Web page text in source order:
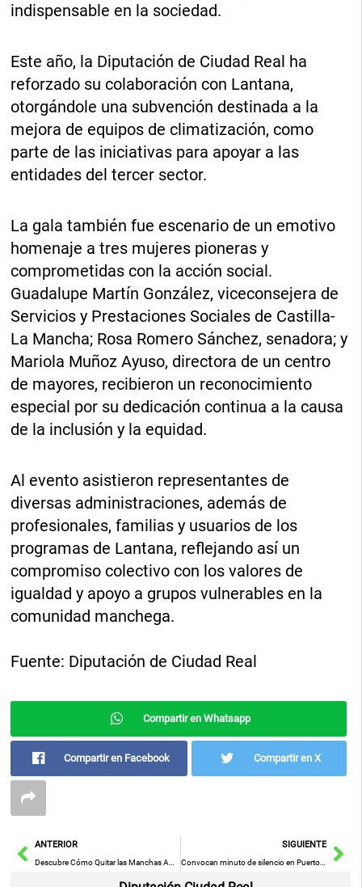
indispensable en la sociedad.
Este año, la Diputación de Ciudad Real ha
reforzado su colaboración con Lantana,
otorgándole una subvención destinada a la
mejora de equipos de climatización, como
parte de las iniciativas para apoyar a las
entidades del tercer sector.
La gala también fue escenario de un emotivo
homenaje a tres mujeres pioneras y
comprometidas con la acción social.
Guadalupe Martín González, viceconsejera de
Servicios y Prestaciones Sociales de Castilla-
La Mancha; Rosa Romero Sánchez, senadora; y
Mariola Muñoz Ayuso, directora de un centro
de mayores, recibieron un reconocimiento
especial por su dedicación continua a la causa
de la inclusión y la equidad.
Al evento asistieron representantes de
diversas administraciones, además de
profesionales, familias y usuarios de los
programas de Lantana, reflejando así un
compromiso colectivo con los valores de
igualdad y apoyo a grupos vulnerables en la
comunidad manchega.
Fuente: Diputación de Ciudad Real
Compartir en Whatsapp
Compartir en Facebook Compartir en X
AntANTERIOR
Descubre Cómo Quitar las Manchas Amarillas de las Axilas en Ropa Blanca de Forma Efectiva
SIGUIENTE
Convocan minuto de silencio en Puertollano en señal de condena al reciente femicidio en Guadalajara